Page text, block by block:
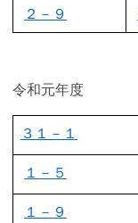
２－９
令和元年度
３１－１
１－５
１－９